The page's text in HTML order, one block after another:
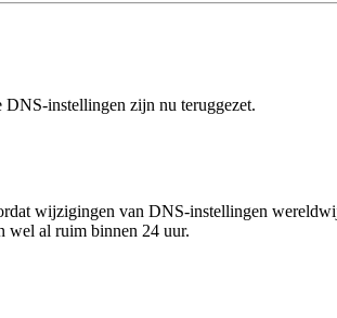
DNS-instellingen zijn nu teruggezet.
wijzigingen van DNS-instellingen
wel al ruim binnen 24 uur.